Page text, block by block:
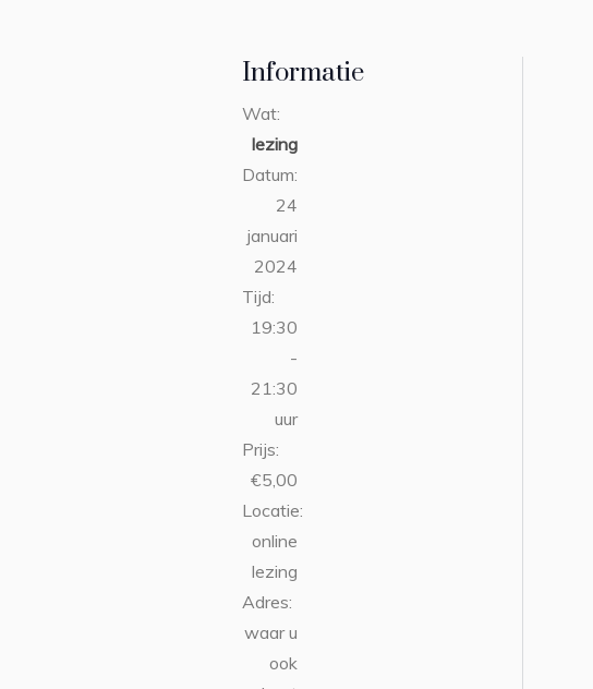
Informatie
Wat:
lezing
Datum:
24
januari
2024
Tijd:
19:30
-
21:30
uur
Prijs:
€5,00
Locatie:
online
lezing
Adres:
waar u
ook